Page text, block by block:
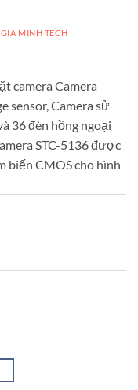
GIA MINH TECH
camera Camera
sensor, Camera sử
36 đèn hồng ngoại
STC-5136 được
biến CMOS cho hình